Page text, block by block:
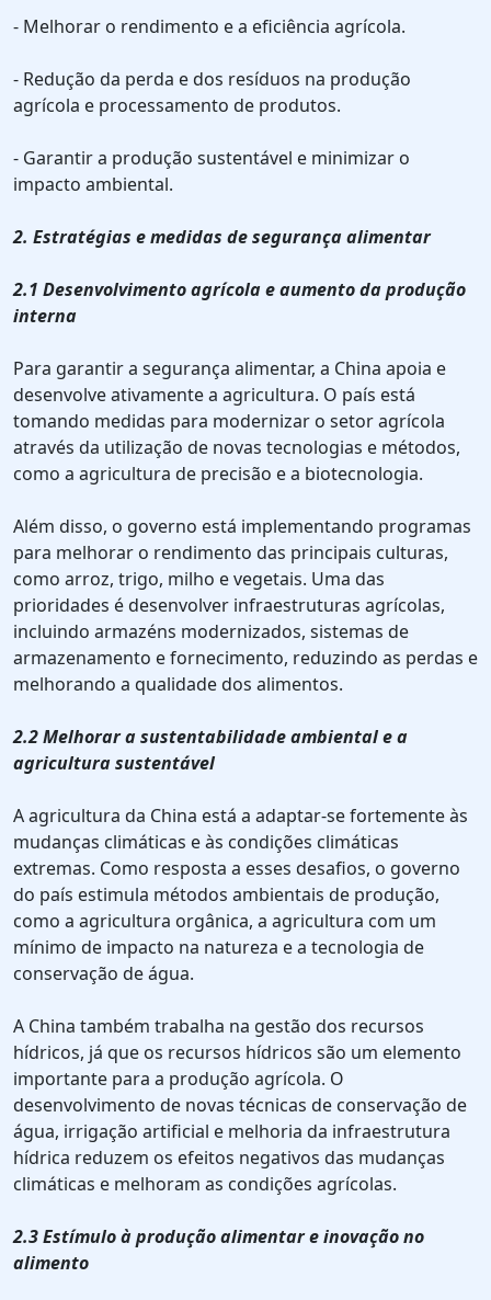
- Melhorar o rendimento e a eficiência agrícola.
- Redução da perda e dos resíduos na produção
agrícola e processamento de produtos.
- Garantir a produção sustentável e minimizar o
impacto ambiental.
2. Estratégias e medidas de segurança alimentar
2.1 Desenvolvimento agrícola e aumento da produção
interna
Para garantir a segurança alimentar, a China apoia e
desenvolve ativamente a agricultura. O país está
tomando medidas para modernizar o setor agrícola
através da utilização de novas tecnologias e métodos,
como a agricultura de precisão e a biotecnologia.
Além disso, o governo está implementando programas
para melhorar o rendimento das principais culturas,
como arroz, trigo, milho e vegetais. Uma das
prioridades é desenvolver infraestruturas agrícolas,
incluindo armazéns modernizados, sistemas de
armazenamento e fornecimento, reduzindo as perdas e
melhorando a qualidade dos alimentos.
2.2 Melhorar a sustentabilidade ambiental e a
agricultura sustentável
A agricultura da China está a adaptar-se fortemente às
mudanças climáticas e às condições climáticas
extremas. Como resposta a esses desafios, o governo
do país estimula métodos ambientais de produção,
como a agricultura orgânica, a agricultura com um
mínimo de impacto na natureza e a tecnologia de
conservação de água.
A China também trabalha na gestão dos recursos
hídricos, já que os recursos hídricos são um elemento
importante para a produção agrícola. O
desenvolvimento de novas técnicas de conservação de
água, irrigação artificial e melhoria da infraestrutura
hídrica reduzem os efeitos negativos das mudanças
climáticas e melhoram as condições agrícolas.
2.3 Estímulo à produção alimentar e inovação no
alimento